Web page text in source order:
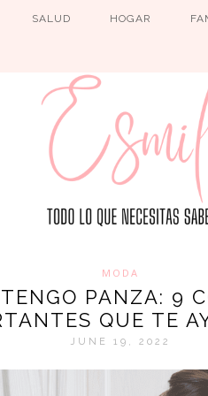
SALUD HOGAR
MODA
PANZA: 9
QUE TE
JUNE 19, 2022